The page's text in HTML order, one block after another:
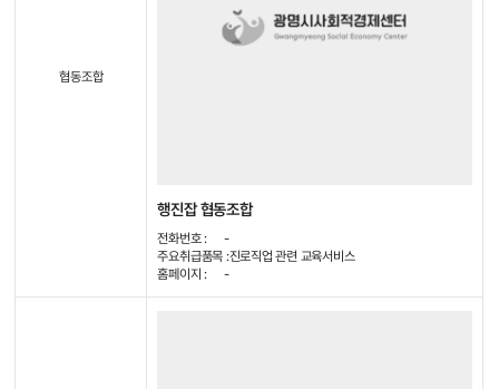
협동조합
행진잡 협동조합
전화번호 :
-
주요취급품목 :진로직업 관련 교육서비스
홈페이지 :
-